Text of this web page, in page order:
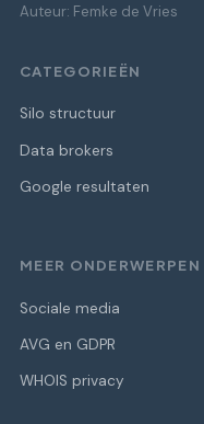
Auteur: Femke de Vries
CATEGORIEËN
Silo structuur
Data brokers
Google resultaten
MEER ONDERWERPEN
Sociale media
AVG en GDPR
WHOIS privacy